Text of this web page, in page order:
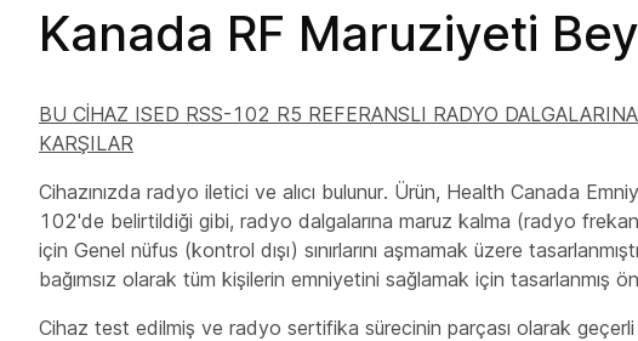
Kanada RF Maruziyeti
BU CİHAZ ISED RSS-102 R5 REFERANSLI RADYO
KARŞILAR
Cihazınızda radyo iletici ve alıcı bulunur. Ürün, Health Canada
102'de belirtildiği gibi, radyo dalgalarına maruz kalma (radyo
için Genel nüfus (kontrol dışı) sınırlarını aşmamak üzere
bağımsız olarak tüm kişilerin emniyetini sağlamak için tasarlanmış
Cihaz test edilmiş ve radyo sertifika sürecinin parçası olarak geçerli